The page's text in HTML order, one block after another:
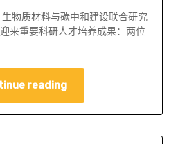
物质材料与碳中和建设联合研究
来重要科研人才培养成果：两位
reading